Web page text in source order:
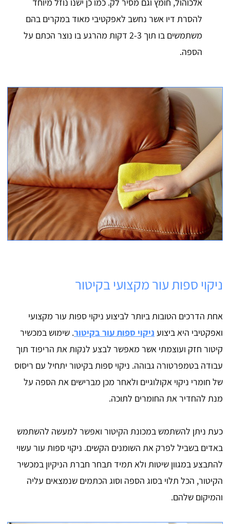
להסרת דיו אשר נחשב לאפקטיבי מאוד במקרים בהם
משתמשים בו תוך 2-3 דקות מהרגע בו נוצר הכתם על
הספה.
ניקוי ספות עור מקצועי בקיטור
אחת הדרכים הטובות ביותר לביצוע ניקוי ספות עור מקצועי
ואפקטיבי היא ביצוע ניקוי ספות עור בקיטור. שימוש במכשיר
קיטור חזק ועוצמתי אשר מאפשר לבצע לנקות את הריפוד תוך
עבודה בטמפרטורה גבוהה. ניקוי ספות בקיטור יתחיל עם ריסוס
של חומרי ניקוי אקולוגיים ולאחר מכן מברישים את הספה על
מנת להחדיר את החומרים לתוכה.
כעת ניתן להשתמש במכונת הקיטור ואפשר למעשה להשתמש
באדים בשביל לפרק את השומנים הקשים. ניקוי ספות עור עשוי
להתבצע במגוון שיטות ולא תמיד תבחר חברת הניקיון במכשיר
הקיטור, הכל תלוי בסוג הספה וסוג הכתמים שנמצאים עליה
והמיקום שלהם.